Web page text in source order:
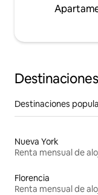
Destinaciones
Nueva York
Florencia